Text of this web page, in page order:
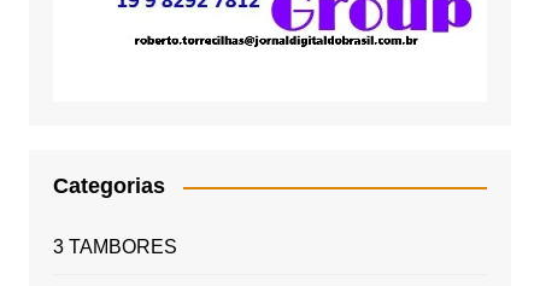
Categorias
3 TAMBORES